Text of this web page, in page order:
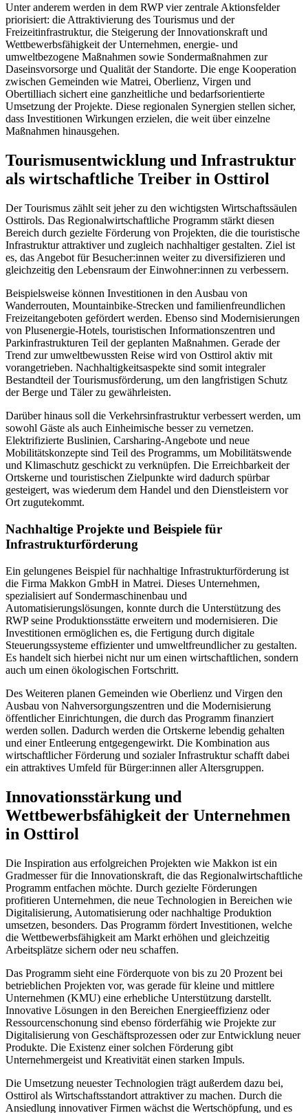
Unter anderem werden in dem RWP vier zentrale Aktionsfelder
priorisiert: die Attraktivierung des Tourismus und der
Freizeitinfrastruktur, die Steigerung der Innovationskraft und
Wettbewerbsfähigkeit der Unternehmen, energie- und
umweltbezogene Maßnahmen sowie Sondermaßnahmen zur
Daseinsvorsorge und Qualität der Standorte. Die enge Kooperation
zwischen Gemeinden wie Matrei, Oberlienz, Virgen und
Obertilliach sichert eine ganzheitliche und bedarfsorientierte
Umsetzung der Projekte. Diese regionalen Synergien stellen sicher,
dass Investitionen Wirkungen erzielen, die weit über einzelne
Maßnahmen hinausgehen.
Tourismusentwicklung und Infrastruktur
als wirtschaftliche Treiber in Osttirol
Der Tourismus zählt seit jeher zu den wichtigsten Wirtschaftssäulen
Osttirols. Das Regionalwirtschaftliche Programm stärkt diesen
Bereich durch gezielte Förderung von Projekten, die die touristische
Infrastruktur attraktiver und zugleich nachhaltiger gestalten. Ziel ist
es, das Angebot für Besucher:innen weiter zu diversifizieren und
gleichzeitig den Lebensraum der Einwohner:innen zu verbessern.
Beispielsweise können Investitionen in den Ausbau von
Wanderrouten, Mountainbike-Strecken und familienfreundlichen
Freizeitangeboten gefördert werden. Ebenso sind Modernisierungen
von Plusenergie-Hotels, touristischen Informationszentren und
Parkinfrastrukturen Teil der geplanten Maßnahmen. Gerade der
Trend zur umweltbewussten Reise wird von Osttirol aktiv mit
vorangetrieben. Nachhaltigkeitsaspekte sind somit integraler
Bestandteil der Tourismusförderung, um den langfristigen Schutz
der Berge und Täler zu gewährleisten.
Darüber hinaus soll die Verkehrsinfrastruktur verbessert werden, um
sowohl Gäste als auch Einheimische besser zu vernetzen.
Elektrifizierte Buslinien, Carsharing-Angebote und neue
Mobilitätskonzepte sind Teil des Programms, um Mobilitätswende
und Klimaschutz geschickt zu verknüpfen. Die Erreichbarkeit der
Ortskerne und touristischen Zielpunkte wird dadurch spürbar
gesteigert, was wiederum dem Handel und den Dienstleistern vor
Ort zugutekommt.
Nachhaltige Projekte und Beispiele für
Infrastrukturförderung
Ein gelungenes Beispiel für nachhaltige Infrastrukturförderung ist
die Firma Makkon GmbH in Matrei. Dieses Unternehmen,
spezialisiert auf Sondermaschinenbau und
Automatisierungslösungen, konnte durch die Unterstützung des
RWP seine Produktionsstätte erweitern und modernisieren. Die
Investitionen ermöglichen es, die Fertigung durch digitale
Steuerungssysteme effizienter und umweltfreundlicher zu gestalten.
Es handelt sich hierbei nicht nur um einen wirtschaftlichen, sondern
auch um einen ökologischen Fortschritt.
Des Weiteren planen Gemeinden wie Oberlienz und Virgen den
Ausbau von Nahversorgungszentren und die Modernisierung
öffentlicher Einrichtungen, die durch das Programm finanziert
werden sollen. Dadurch werden die Ortskerne lebendig gehalten
und einer Entleerung entgegengewirkt. Die Kombination aus
wirtschaftlicher Förderung und sozialer Infrastruktur schafft dabei
ein attraktives Umfeld für Bürger:innen aller Altersgruppen.
Innovationsstärkung und
Wettbewerbsfähigkeit der Unternehmen
in Osttirol
Die Inspiration aus erfolgreichen Projekten wie Makkon ist ein
Gradmesser für die Innovationskraft, die das Regionalwirtschaftliche
Programm entfachen möchte. Durch gezielte Förderungen
profitieren Unternehmen, die neue Technologien in Bereichen wie
Digitalisierung, Automatisierung oder nachhaltige Produktion
umsetzen, besonders. Das Programm fördert Investitionen, welche
die Wettbewerbsfähigkeit am Markt erhöhen und gleichzeitig
Arbeitsplätze sichern oder neu schaffen.
Das Programm sieht eine Förderquote von bis zu 20 Prozent bei
betrieblichen Projekten vor, was gerade für kleine und mittlere
Unternehmen (KMU) eine erhebliche Unterstützung darstellt.
Innovative Lösungen in den Bereichen Energieeffizienz oder
Ressourcenschonung sind ebenso förderfähig wie Projekte zur
Digitalisierung von Geschäftsprozessen oder zur Entwicklung neuer
Produkte. Die Existenz einer solchen Förderung gibt
Unternehmergeist und Kreativität einen starken Impuls.
Die Umsetzung neuester Technologien trägt außerdem dazu bei,
Osttirol als Wirtschaftsstandort attraktiver zu machen. Durch die
Ansiedlung innovativer Firmen wächst die Wertschöpfung, und es